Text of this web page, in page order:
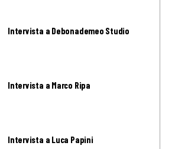
Intervista a Debonademeo Studio
Intervista a Marco Ripa
Intervista a Luca Papini